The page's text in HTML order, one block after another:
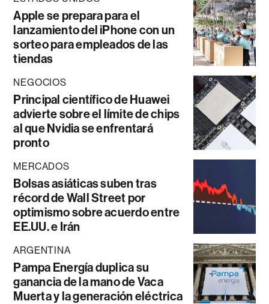
Apple se prepara para el
lanzamiento del iPhone con un
sorteo para empleados de las
tiendas
NEGOCIOS
Principal científico de Huawei
advierte sobre el límite de chips
al que Nvidia se enfrentará
pronto
MERCADOS
Bolsas asiáticas suben tras
récord de Wall Street por
optimismo sobre acuerdo entre
EE.UU. e Irán
ARGENTINA
Pampa Energía duplica su
ganancia de la mano de Vaca
Muerta y la generación eléctrica